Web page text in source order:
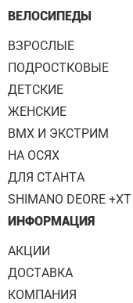
ВЕЛОСИПЕДЫ
ВЗРОСЛЫЕ
ПОДРОСТКОВЫЕ
ДЕТСКИЕ
ЖЕНСКИЕ
BMX И ЭКСТРИМ
НА ОСЯХ
ДЛЯ СТАНТА
SHIMANO DEORE +XT
ИНФОРМАЦИЯ
АКЦИИ
ДОСТАВКА
КОМПАНИЯ